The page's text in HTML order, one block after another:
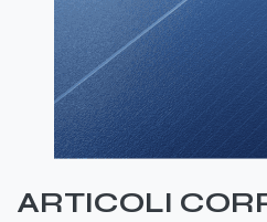
ARTICOLI